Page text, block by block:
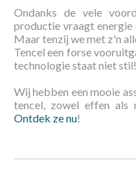
Ondanks de vele
productie vraagt energie
Maar tenzij we met z'n
Tencel een forse
technologie staat niet stil!
Wij hebben een mooie
tencel, zowel effen als
Ontdek ze nu!